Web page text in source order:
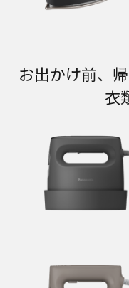
お出かけ前、
衣